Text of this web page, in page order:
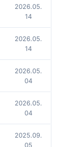
2026.05.
14
2026.05.
14
2026.05.
04
2026.05.
04
2025.09.
05